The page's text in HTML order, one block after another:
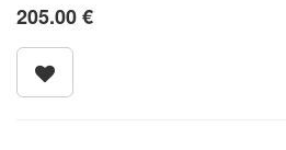
205.00€